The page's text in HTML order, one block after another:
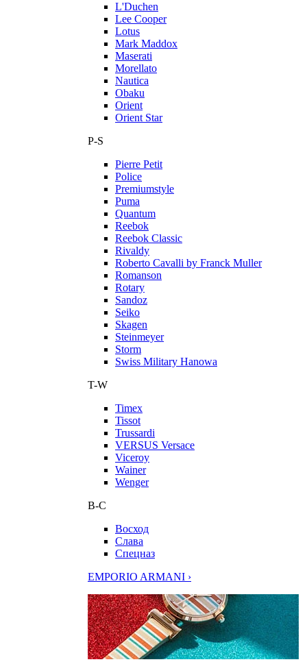
L'Duchen
Lee Cooper
Lotus
Mark Maddox
Maserati
Morellato
Nautica
Obaku
Orient
Orient Star
P-S
Pierre Petit
Police
Premiumstyle
Puma
Quantum
Reebok
Reebok Classic
Rivaldy
Roberto Cavalli by Franck Muller
Romanson
Rotary
Sandoz
Seiko
Skagen
Steinmeyer
Storm
Swiss Military Hanowa
T-W
Timex
Tissot
Trussardi
VERSUS Versace
Viceroy
Wainer
Wenger
В-С
Восход
Слава
Спецназ
EMPORIO ARMANI ›